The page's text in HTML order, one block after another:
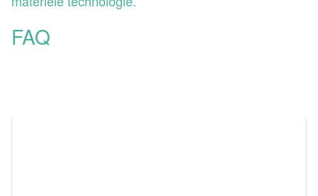
FAQ